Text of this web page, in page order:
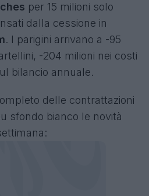
per 15 milioni solo
dalla cessione in
. I parigini arrivano a -95
-204 milioni nei costi
bilancio annuale.
delle contrattazioni
sfondo bianco le novità
: